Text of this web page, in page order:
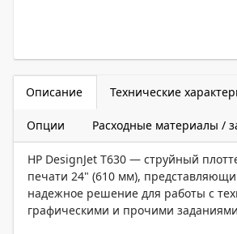
Описание Технические
Опции Расходные материалы /
HP DesignJet T630 — струйный
печати 24" (610 мм),
надежное решение для работы с
графическими и прочими